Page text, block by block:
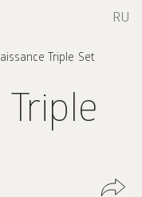
RU
Triple Set
Triple